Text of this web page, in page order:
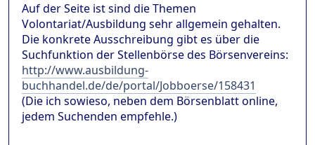
Auf der Seite ist sind die Themen
Volontariat/Ausbildung sehr allgemein gehalten.
Die konkrete Ausschreibung gibt es über die
Suchfunktion der Stellenbörse des Börsenvereins:
http://www.ausbildung-
buchhandel.de/de/portal/Jobboerse/158431
(Die ich sowieso, neben dem Börsenblatt online,
jedem Suchenden empfehle.)